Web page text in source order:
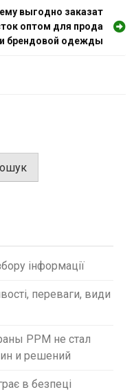
выгодно заказат
оптом для прода
брендовой одежды
інформації
переваги, види
PPM не стал
и решений
в безпеці